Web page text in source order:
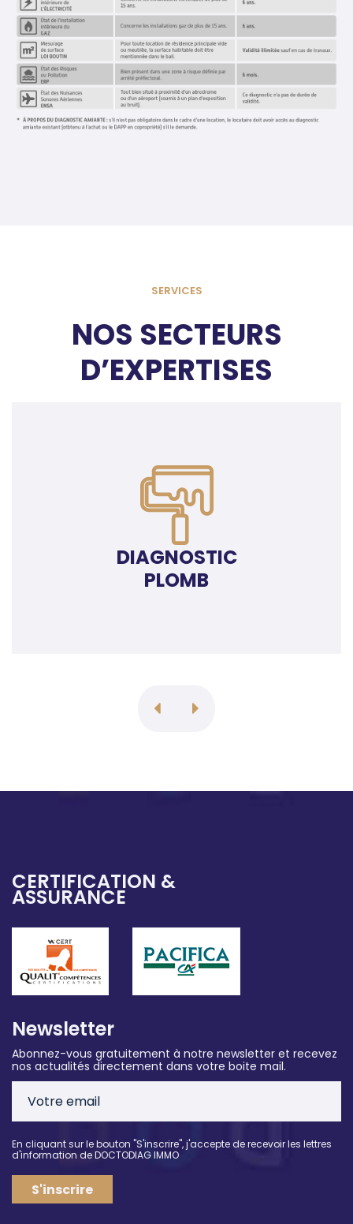
SERVICES
NOS SECTEURS
D’EXPERTISES
DIAGNOSTIC
PLOMB
CERTIFICATION &
ASSURANCE
Newsletter
Abonnez-vous gratuitement à notre newsletter et recevez
nos actualités directement dans votre boite mail.
En cliquant sur le bouton "S'inscrire", j'accepte de recevoir les lettres
d'information de DOCTODIAG IMMO
S'inscrire